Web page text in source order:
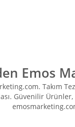
Emos
Takım
Güvenilir